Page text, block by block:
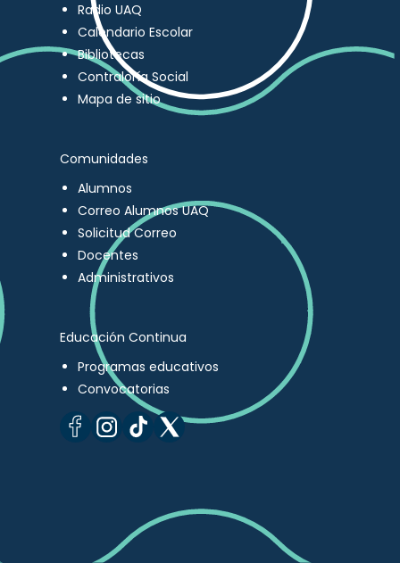
Radio UAQ
Calendario Escolar
Bibliotecas
Contraloría Social
Mapa de sitio
Comunidades
Alumnos
Correo Alumnos UAQ
Solicitud Correo
Docentes
Administrativos
Educación Continua
Programas educativos
Convocatorias